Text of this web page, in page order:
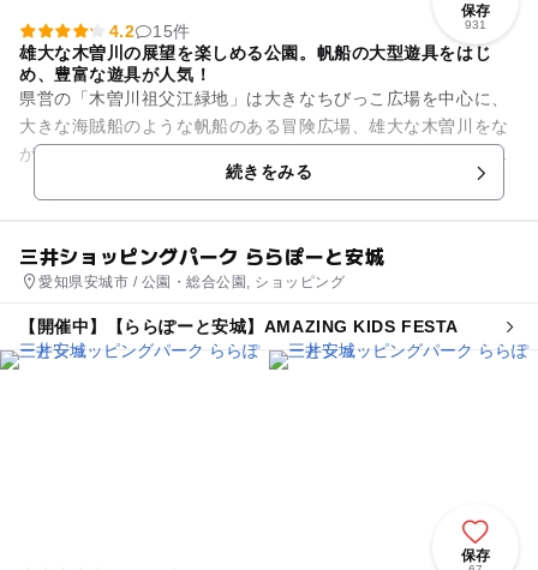
保存
931
4.2
15件
雄大な木曽川の展望を楽しめる公園。帆船の大型遊具をはじ
め、豊富な遊具が人気！
県営の「木曽川祖父江緑地」は大きなちびっこ広場を中心に、
大きな海賊船のような帆船のある冒険広場、雄大な木曽川をな
がめられる展望広場、多目的広場、噴水のある中央広場、バー
ベキュー広場、トリム広場と...続きをみる
三井ショッピングパーク ららぽーと安城
愛知県安城市 / 公園・総合公園, ショッピング
【開催中】【ららぽーと安城】AMAZING KIDS FESTA
保存